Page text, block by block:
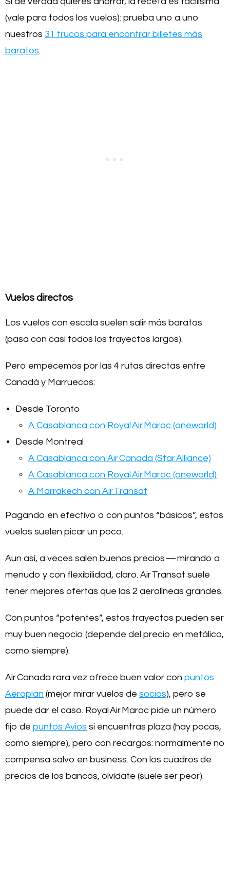
(vale para todos los vuelos): prueba uno a uno
nuestros 31 trucos para encontrar billetes más
baratos.
Vuelos directos
Los vuelos con escala suelen salir más baratos
(pasa con casi todos los trayectos largos).
Pero empecemos por las 4 rutas directas entre
Canadá y Marruecos:
Desde Toronto
A Casablanca con Royal Air Maroc (oneworld)
Desde Montreal
A Casablanca con Air Canada (Star Alliance)
A Casablanca con Royal Air Maroc (oneworld)
A Marrakech con Air Transat
Pagando en efectivo o con puntos “básicos”, estos
vuelos suelen picar un poco.
Aun así, a veces salen buenos precios — mirando a
menudo y con flexibilidad, claro. Air Transat suele
tener mejores ofertas que las 2 aerolíneas grandes.
Con puntos “potentes”, estos trayectos pueden ser
muy buen negocio (depende del precio en metálico,
como siempre).
Air Canada rara vez ofrece buen valor con puntos
Aeroplan (mejor mirar vuelos de socios), pero se
puede dar el caso. Royal Air Maroc pide un número
fijo de puntos Avios si encuentras plaza (hay pocas,
como siempre), pero con recargos: normalmente no
compensa salvo en business. Con los cuadros de
precios de los bancos, olvídate (suele ser peor).